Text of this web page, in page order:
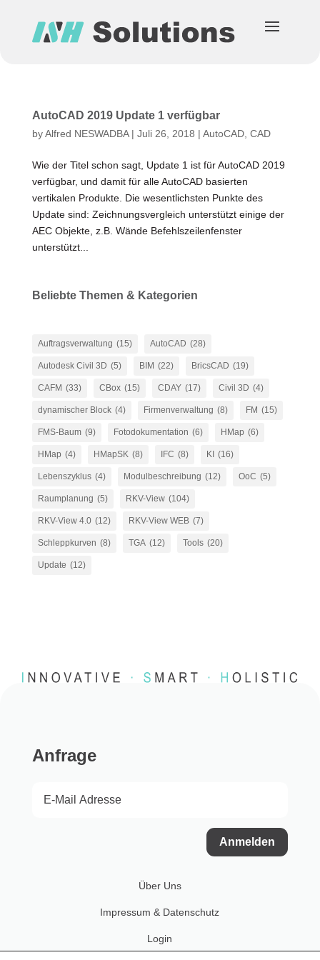
AutoCAD 2019 Update 1 verfügbar
byAlfred NESWADBA| Juli 26, 2018 | AutoCAD, CAD
Wie der Titel schon sagt, Update 1 ist für AutoCAD 2019
verfügbar, und damit für alle AutoCAD basierten
vertikalen Produkte. Die wesentlichsten Punkte des
Update sind: Zeichnungsvergleich unterstützt einige der
AEC Objekte, z.B. Wände Befehlszeilenfenster
unterstützt...
Beliebte Themen & Kategorien
Auftragsverwaltung (15) AutoCAD (28)
Autodesk Civil 3D (5) BIM (22) BricsCAD (19)
CAFM (33) CBox (15) CDAY (17) Civil 3D (4)
dynamischer Block (4) Firmenverwaltung (8) FM (15)
FMS-Baum (9) Fotodokumentation (6) HMap (6)
HMap (4) HMapSK (8) IFC (8) KI (16)
Lebenszyklus (4) Modulbeschreibung (12) OoC (5)
Raumplanung (5) RKV-View (104)
RKV-View 4.0 (12) RKV-View WEB (7)
Schleppkurven (8) TGA (12) Tools (20)
Update (12)
Anfrage
Anmelden
Über Uns
Impressum & Datenschutz
Login